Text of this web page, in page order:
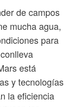
de campos
mucha agua,
para
está
y tecnologías
la eficiencia